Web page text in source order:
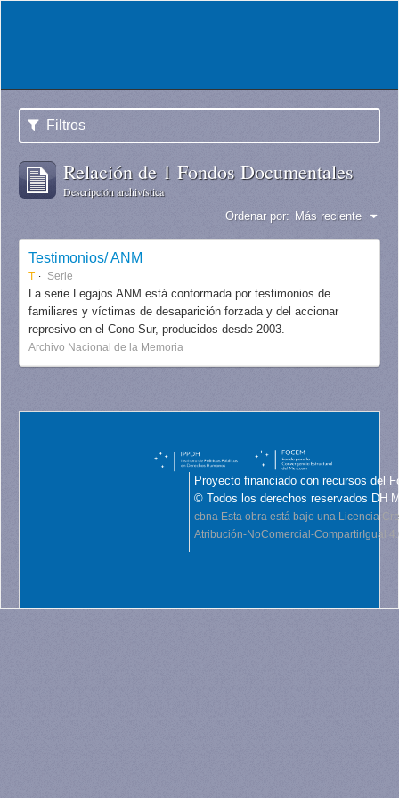
Filtros
Relación de 1 Fondos Documentales
Descripción archivística
Ordenar por: Más reciente
Testimonios/ ANM
T Serie
La serie Legajos ANM está conformada por testimonios de
familiares y víctimas de desaparición forzada y del accionar
represivo en el Cono Sur, producidos desde 2003.
Archivo Nacional de la Memoria
Proyecto financiado con recursos del
© Todos los derechos reservados DH
cbna Esta obra está bajo una Licencia
Atribución-NoComercial-CompartirIgual